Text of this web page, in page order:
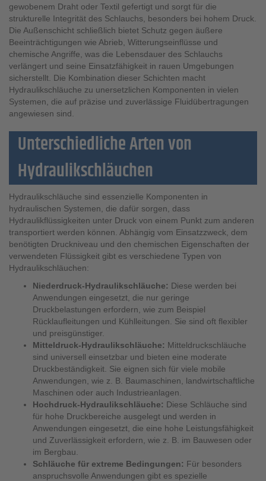
gewobenem Draht oder Textil gefertigt und sorgt für die
strukturelle Integrität des Schlauchs, besonders bei hohem Druck.
Die Außenschicht schließlich bietet Schutz gegen äußere
Beeinträchtigungen wie Abrieb, Witterungseinflüsse und
chemische Angriffe, was die Lebensdauer des Schlauchs
verlängert und seine Einsatzfähigkeit in rauen Umgebungen
sicherstellt. Die Kombination dieser Schichten macht
Hydraulikschläuche zu unersetzlichen Komponenten in vielen
Systemen, die auf präzise und zuverlässige Fluidübertragungen
angewiesen sind.
Unterschiedliche Arten von
Hydraulikschläuchen
Hydraulikschläuche sind essenzielle Komponenten in
hydraulischen Systemen, die dafür sorgen, dass
Hydraulikflüssigkeiten unter Druck von einem Punkt zum anderen
transportiert werden können. Abhängig vom Einsatzzweck, dem
benötigten Druckniveau und den chemischen Eigenschaften der
verwendeten Flüssigkeit gibt es verschiedene Typen von
Hydraulikschläuchen:
Niederdruck-Hydraulikschläuche: Diese werden bei
Anwendungen eingesetzt, die nur geringe
Druckbelastungen erfordern, wie zum Beispiel
Rücklaufleitungen und Kühlleitungen. Sie sind oft flexibler
und preisgünstiger.
Mitteldruck-Hydraulikschläuche: Mitteldruckschläuche
sind universell einsetzbar und bieten eine moderate
Druckbeständigkeit. Sie eignen sich für viele mobile
Anwendungen, wie z. B. Baumaschinen, landwirtschaftliche
Maschinen oder auch Industrieanlagen.
Hochdruck-Hydraulikschläuche: Diese Schläuche sind
für hohe Druckbereiche ausgelegt und werden in
Anwendungen eingesetzt, die eine hohe Leistungsfähigkeit
und Zuverlässigkeit erfordern, wie z. B. im Bauwesen oder
im Bergbau.
Schläuche für extreme Bedingungen: Für besonders
anspruchsvolle Anwendungen gibt es spezielle